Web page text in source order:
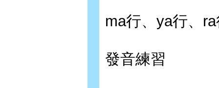
ma行、ya行、
發音練習